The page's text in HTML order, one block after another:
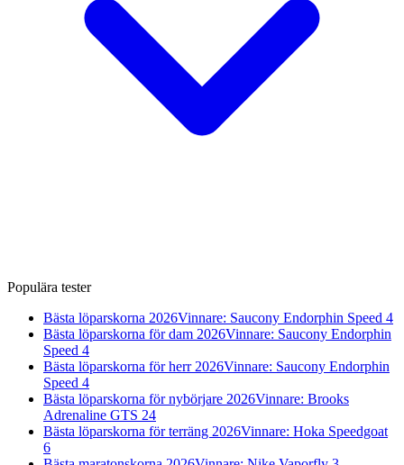
Populära tester
Bästa löparskorna 2026Vinnare: Saucony Endorphin Speed 4
Bästa löparskorna för dam 2026Vinnare: Saucony Endorphin
Speed 4
Bästa löparskorna för herr 2026Vinnare: Saucony Endorphin
Speed 4
Bästa löparskorna för nybörjare 2026Vinnare: Brooks
Adrenaline GTS 24
Bästa löparskorna för terräng 2026Vinnare: Hoka Speedgoat
6